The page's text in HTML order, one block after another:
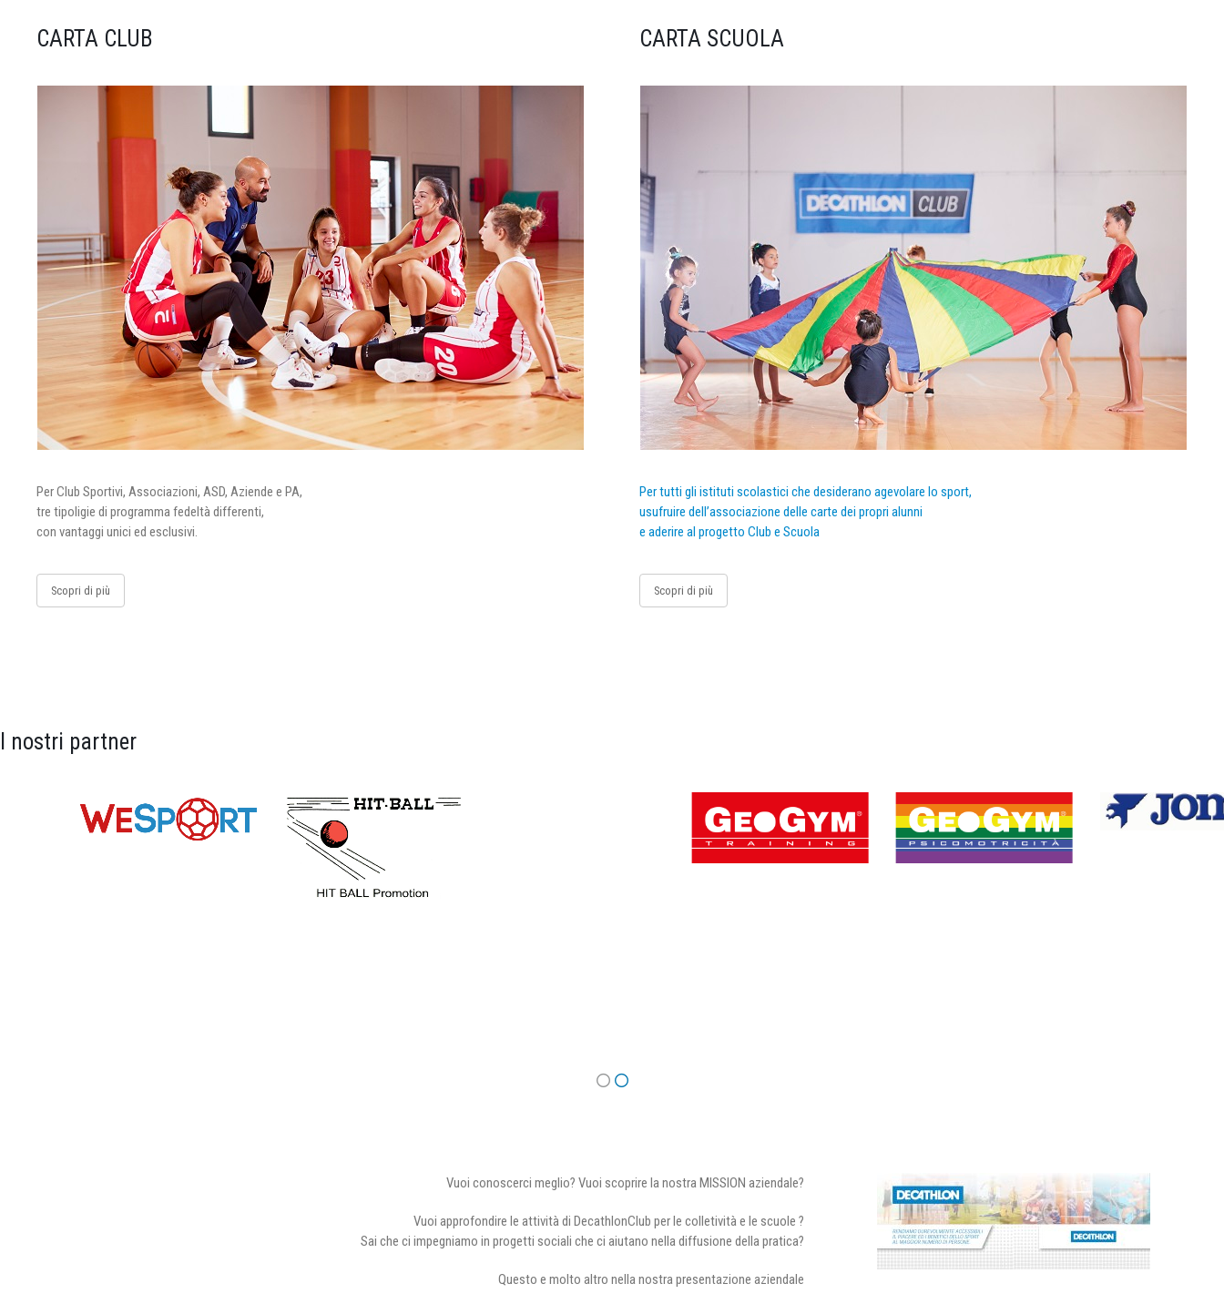
CARTA CLUB
Per Club Sportivi, Associazioni, ASD, Aziende e PA,
tre tipoligie di programma fedeltà differenti,
con vantaggi unici ed esclusivi.
Scopri di più
CARTA SCUOLA
Per tutti gli istituti scolastici che desiderano agevolare lo sport,
usufruire dell’associazione delle carte dei propri alunni
e aderire al progetto Club e Scuola
Scopri di più
I nostri partner
Vuoi conoscerci meglio? Vuoi scoprire la nostra MISSION aziendale?
Vuoi approfondire le attività di DecathlonClub per le colletività e le scuole ?
Sai che ci impegniamo in progetti sociali che ci aiutano nella diffusione della pratica?
Questo e molto altro nella nostra presentazione aziendale